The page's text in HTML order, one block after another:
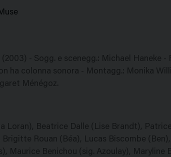
- Sogg. e scenegg.: Michael Haneke
ha colonna sonora - Montagg.: Monika
Ménégoz.
Loran), Beatrice Dalle (Lise Brandt),
Rouan (Béa), Lucas Biscombe
Maurice Benichou (sig. Azoulay), Maryline